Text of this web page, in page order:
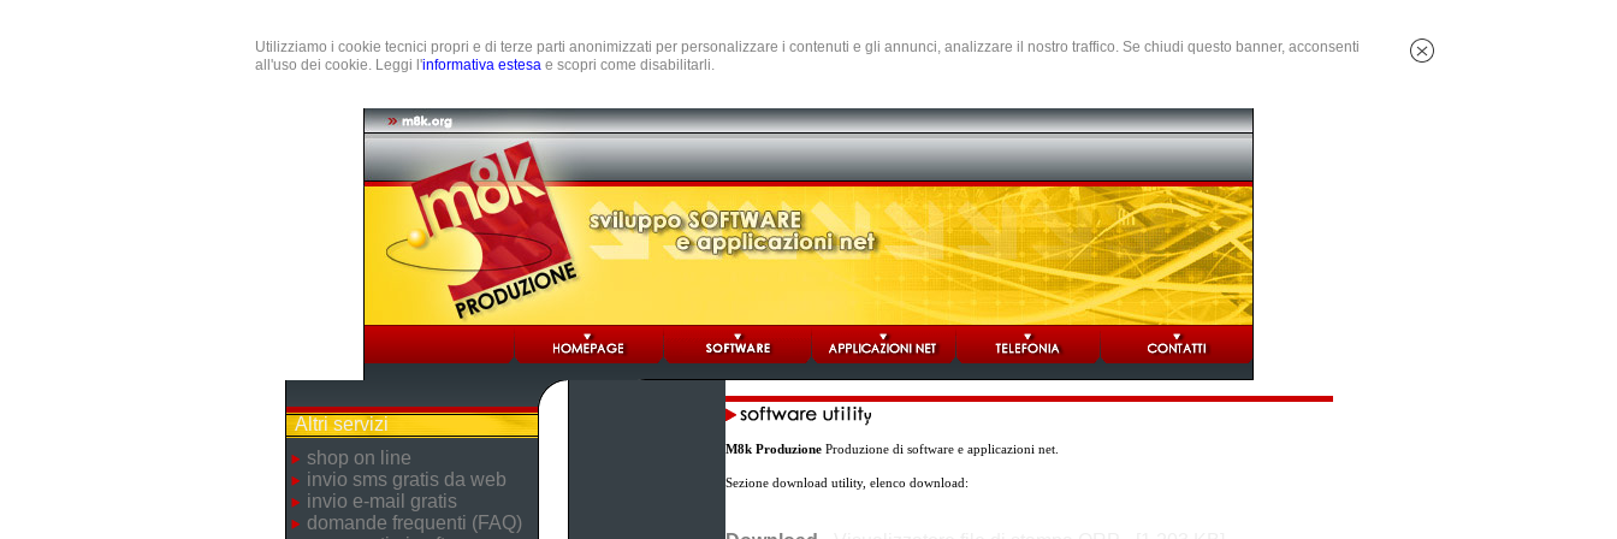
Utilizziamo i cookie tecnici propri e di terze parti anonimizzati per personalizzare i contenuti e gli annunci, analizzare il nostro traffico. Se chiudi questo banner, acconsenti
all'uso dei cookie. Leggi l'informativa estesa e scopri come disabilitarli.
Altri servizi
shop on line
invio sms gratis da web
invio e-mail gratis
domande frequenti (FAQ)
M8k ProduzioneProduzione di software e applicazioni net.
Sezione download utility, elenco download: